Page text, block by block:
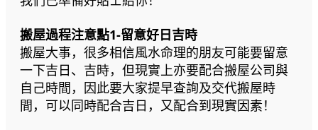
搬屋過程注意點1-留意好日吉時
搬屋大事，很多相信風水命理的朋友可能要留意
一下吉日、吉時，但現實上亦要配合搬屋公司與
自己時間，因此要大家提早查詢及交代搬屋時
間，可以同時配合吉日，又配合到現實因素！